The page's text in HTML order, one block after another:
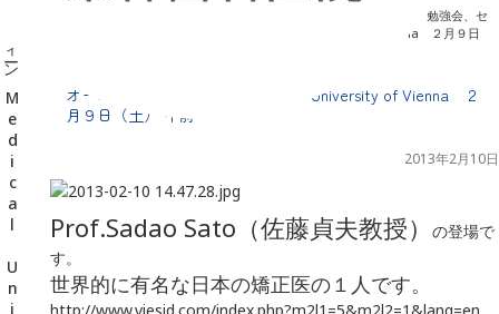
勉強会、セ
オーストリア・ウィーン Medical University of Vienna ２月９日
オーストリア・ウィーン Medical University of Vienna ２
月９日（土） 午前
2013年2月10日
Prof.Sadao Sato（佐藤貞夫教授）
の登場で
す。
世界的に有名な日本の矯正医の１人です。